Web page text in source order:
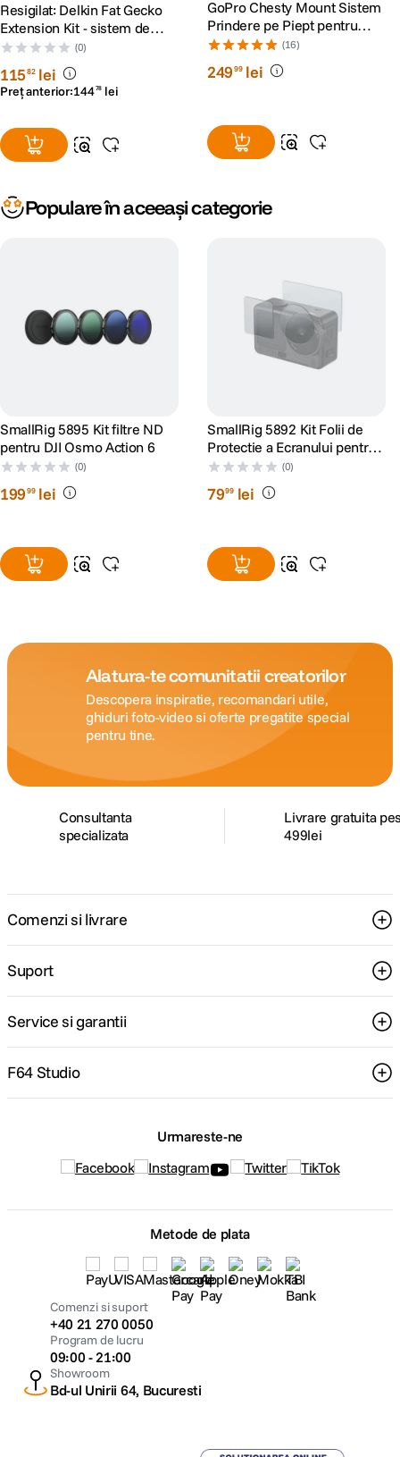
Resigilat: Delkin Fat Gecko
Extension Kit - sistem de
prelungire pentru produsele
Delkin - RS1050820
(0)
11582 lei
Preț anterior:14478 lei
GoPro Chesty Mount Sistem
Prindere pe Piept pentru
Camerele Video GoPro
(16)
24999 lei
Populare în aceeași categorie
SmallRig 5895 Kit filtre ND
pentru DJI Osmo Action 6
(0)
19999 lei
SmallRig 5892 Kit Folii de
Protectie a Ecranului pentru
DJI Osmo Action 6
(0)
7999 lei
Alatura-te comunitatii creatorilor
Descopera inspiratie, recomandari utile,
ghiduri foto-video si oferte pregatite special
pentru tine.
Consultanta
specializata
Livrare gratuita
499lei
Comenzi si livrare
Suport
Service si garantii
F64 Studio
Urmareste-ne
Metode de plata
Comenzi si suport
+40 21 270 0050
Program de lucru
09:00 - 21:00
Showroom
Bd-ul Unirii 64, Bucuresti